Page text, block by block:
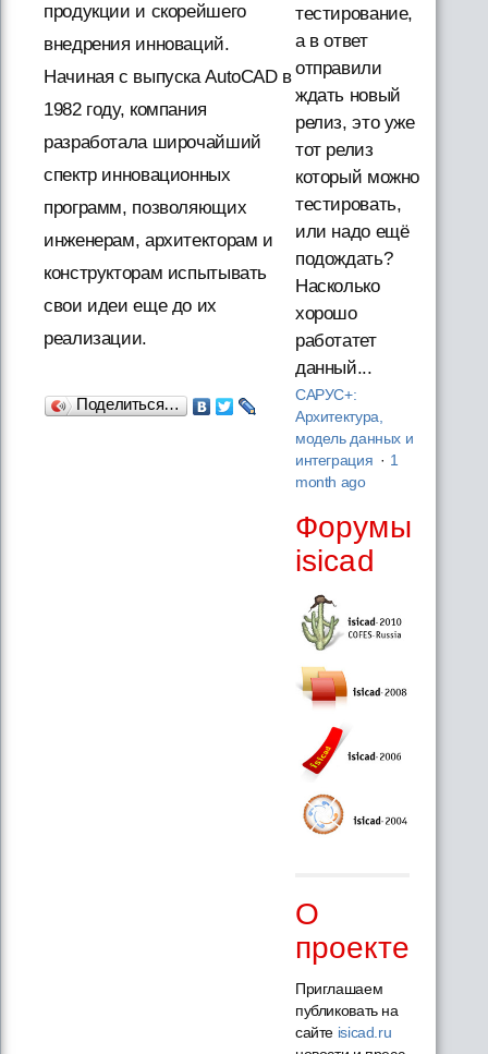
продукции и скорейшего
внедрения инноваций.
Начиная с выпуска AutoCAD в
1982 году, компания
разработала широчайший
спектр инновационных
программ, позволяющих
инженерам, архитекторам и
конструкторам испытывать
свои идеи еще до их
реализации.
Поделиться…
тестирование,
а в ответ
отправили
ждать новый
релиз, это уже
тот релиз
который можно
тестировать,
или надо ещё
подождать?
Насколько
хорошо
работатет
данный...
САРУС+:
Архитектура,
модель данных и
интеграция · 1
month ago
Форумы
isicad
О
проекте
Приглашаем
публиковать на
сайте isicad.ru